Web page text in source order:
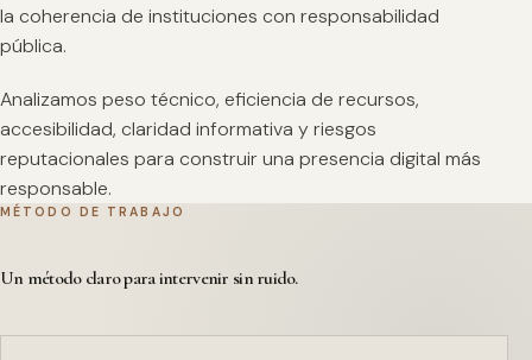
la coherencia de instituciones con responsabilidad
pública.
Analizamos peso técnico, eficiencia de recursos,
accesibilidad, claridad informativa y riesgos
reputacionales para construir una presencia digital más
responsable.
MÉTODO DE TRABAJO
Un método claro para intervenir sin ruido.